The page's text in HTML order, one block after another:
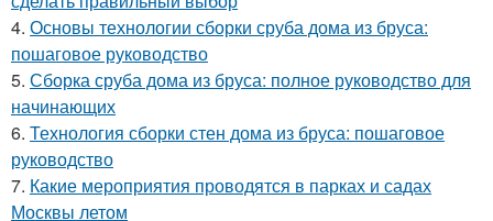
4. Основы технологии сборки сруба дома из бруса:
пошаговое руководство
5. Сборка сруба дома из бруса: полное руководство для
начинающих
6. Технология сборки стен дома из бруса: пошаговое
руководство
7. Какие мероприятия проводятся в парках и садах
Москвы летом